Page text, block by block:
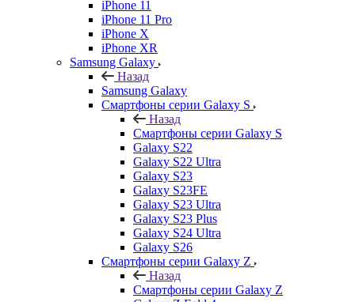
iPhone 11
iPhone 11 Pro
iPhone X
iPhone XR
Samsung Galaxy
Назад
Samsung Galaxy
Смартфоны серии Galaxy S
Назад
Смартфоны серии Galaxy S
Galaxy S22
Galaxy S22 Ultra
Galaxy S23
Galaxy S23FE
Galaxy S23 Ultra
Galaxy S23 Plus
Galaxy S24 Ultra
Galaxy S26
Смартфоны серии Galaxy Z
Назад
Смартфоны серии Galaxy Z